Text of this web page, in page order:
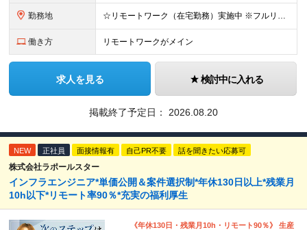
勤務地 ☆リモートワーク（在宅勤務）実施中 ※フルリモート可 【グループ本社】東京都中央区八丁堀3-6-6 アド京橋ビル2F ∟宝町駅 5分/京橋駅 7分/八丁堀駅7分/JR東京駅10分 【プロジェクト先
働き方 リモートワークがメイン
求人を見る 検討中に入れる
掲載終了予定日： 2026.08.20
NEW 正社員 面接情報有 自己PR不要 話を聞きたい応募可
株式会社ラポールスター
インフラエンジニア*単価公開＆案件選択制*年休130日以上*残業月
10h以下*リモート率90％*充実の福利厚生
《年休130日・残業月10h・リモート90％》 生産